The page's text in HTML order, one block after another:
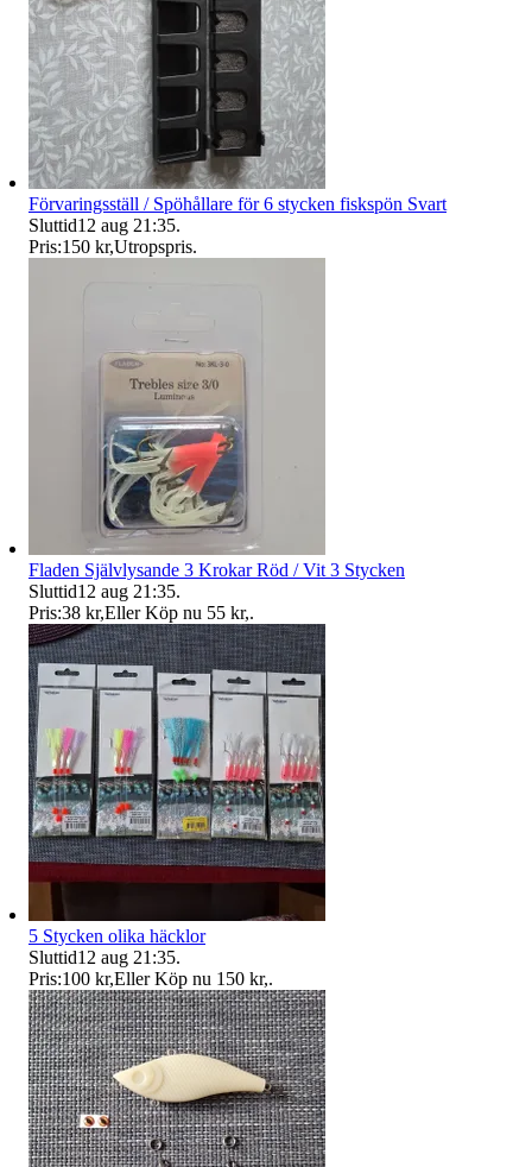
Förvaringsställ / Spöhållare för 6 stycken fiskspön Svart
Sluttid12 aug 21:35.
Pris:150 kr,Utropspris.
Fladen Självlysande 3 Krokar Röd / Vit 3 Stycken
Sluttid12 aug 21:35.
Pris:38 kr,Eller Köp nu 55 kr,.
5 Stycken olika häcklor
Sluttid12 aug 21:35.
Pris:100 kr,Eller Köp nu 150 kr,.